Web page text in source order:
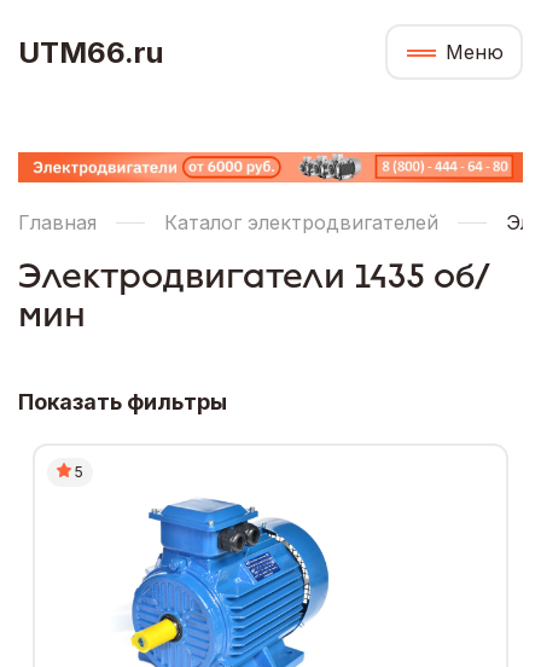
UTM66.ru Меню
Главная Каталог электродвигателей
Электродвигатели 1435 об/
мин
Показать фильтры
5